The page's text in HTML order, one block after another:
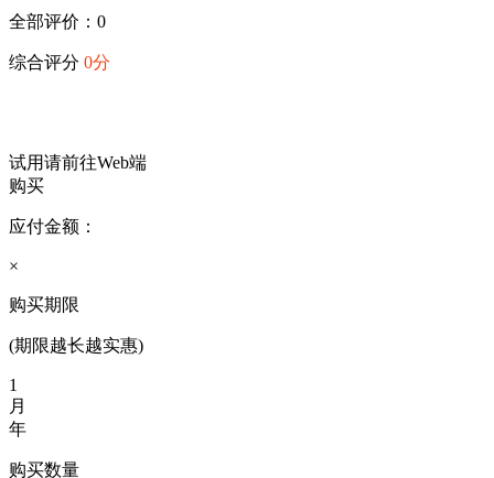
全部评价：0
综合评分 0分
试用请前往Web端
购买
应付金额：
×
购买期限
(期限越长越实惠)
1
月
年
购买数量